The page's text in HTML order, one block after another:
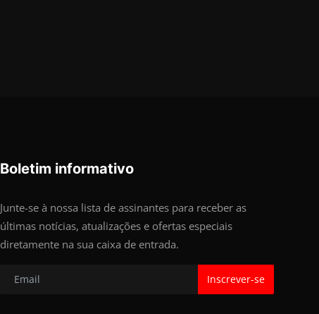
Boletim informativo
Junte-se à nossa lista de assinantes para receber as
últimas notícias, atualizações e ofertas especiais
diretamente na sua caixa de entrada.
Inscrever-se